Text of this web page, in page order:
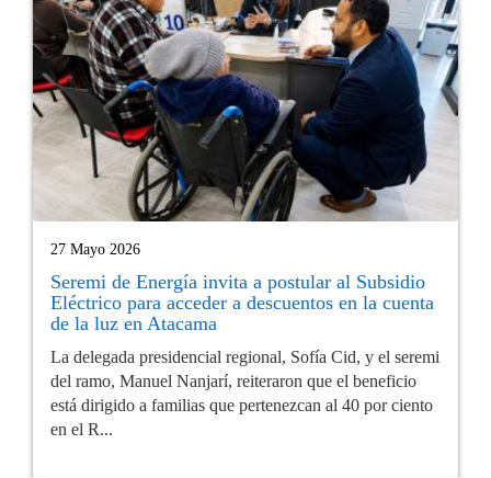
27 Mayo 2026
Seremi de Energía invita a postular al Subsidio
Eléctrico para acceder a descuentos en la cuenta
de la luz en Atacama
La delegada presidencial regional, Sofía Cid, y el seremi
del ramo, Manuel Nanjarí, reiteraron que el beneficio
está dirigido a familias que pertenezcan al 40 por ciento
en el R...